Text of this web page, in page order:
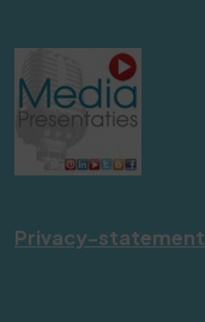
Privacy-statement